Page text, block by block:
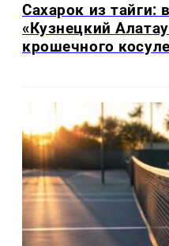
Сахарок из тайги:
«Кузнецкий
крошечного